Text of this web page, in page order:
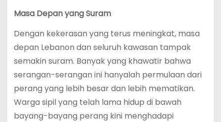
Masa Depan yang Suram
Dengan kekerasan yang terus meningkat, masa
depan Lebanon dan seluruh kawasan tampak
semakin suram. Banyak yang khawatir bahwa
serangan-serangan ini hanyalah permulaan dari
perang yang lebih besar dan lebih mematikan.
Warga sipil yang telah lama hidup di bawah
bayang-bayang perang kini menghadapi